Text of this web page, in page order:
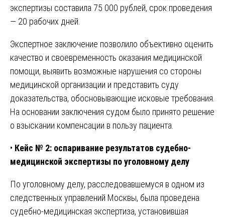
экспертизы составила 75 000 рублей, срок проведения
— 20 рабочих дней.
Экспертное заключение позволило объективно оценить
качество и своевременность оказания медицинской
помощи, выявить возможные нарушения со стороны
медицинской организации и представить суду
доказательства, обосновывающие исковые требования.
На основании заключения судом было принято решение
о взыскании компенсации в пользу пациента.
• Кейс № 2: оспаривание результатов судебно-
медицинской экспертизы по уголовному делу
По уголовному делу, расследовавшемуся в одном из
следственных управлений Москвы, была проведена
судебно-медицинская экспертиза, установившая